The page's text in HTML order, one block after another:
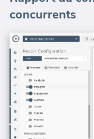
concurrents